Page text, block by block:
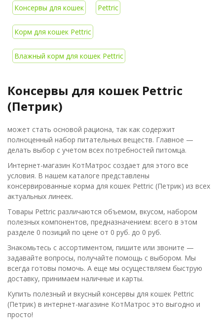
Консервы для кошек Pettric
Корм для кошек Pettric
Влажный корм для кошек Pettric
Консервы для кошек Pettric
(Петрик)
может стать основой рациона, так как содержит
полноценный набор питательных веществ. Главное —
делать выбор с учетом всех потребностей питомца.
Интернет-магазин КотМатрос создает для этого все
условия. В нашем каталоге представлены
консервированные корма для кошек Pettric (Петрик) из всех
актуальных линеек.
Товары Pettric различаются объемом, вкусом, набором
полезных компонентов, предназначением: всего в этом
разделе 0 позиций по цене от 0 руб. до 0 руб.
Знакомьтесь с ассортиментом, пишите или звоните —
задавайте вопросы, получайте помощь с выбором. Мы
всегда готовы помочь. А еще мы осуществляем быструю
доставку, принимаем наличные и карты.
Купить полезный и вкусный консервы для кошек Pettric
(Петрик) в интернет-магазине КотМатрос это выгодно и
просто!